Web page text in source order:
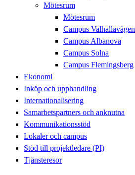
Mötesrum
Mötesrum
Campus Valhallavägen
Campus Albanova
Campus Solna
Campus Flemingsberg
Ekonomi
Inköp och upphandling
Internationalisering
Samarbetspartners och anknutna
Kommunikationsstöd
Lokaler och campus
Stöd till projektledare (PI)
Tjänsteresor